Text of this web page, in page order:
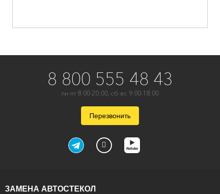
8 800 555 48 43
пн-пт 8:00-20:00, сб-вс 9:00-18:00
Перезвонить
ЗАМЕНА АВТОСТЕКОЛ